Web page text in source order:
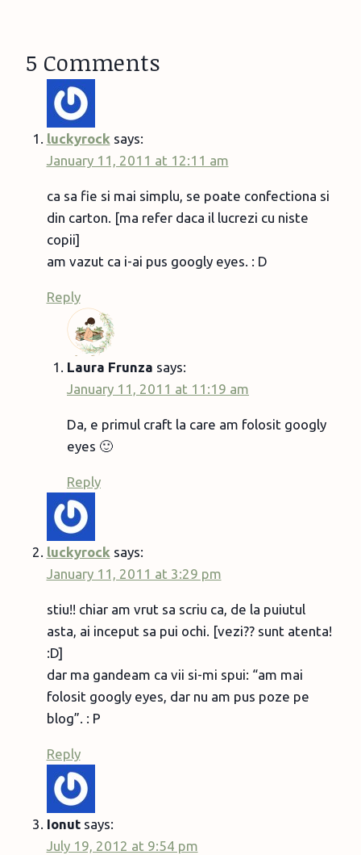
5 Comments
luckyrock says:
January 11, 2011 at 12:11 am
ca sa fie si mai simplu, se poate confectiona si
din carton. [ma refer daca il lucrezi cu niste
copii]
am vazut ca i-ai pus googly eyes. : D
Reply
Laura Frunza says:
January 11, 2011 at 11:19 am
Da, e primul craft la care am folosit googly
eyes 🙂
Reply
luckyrock says:
January 11, 2011 at 3:29 pm
stiu!! chiar am vrut sa scriu ca, de la puiutul
asta, ai inceput sa pui ochi. [vezi?? sunt atenta!
:D]
dar ma gandeam ca vii si-mi spui: “am mai
folosit googly eyes, dar nu am pus poze pe
blog”. : P
Reply
Ionut says:
July 19, 2012 at 9:54 pm